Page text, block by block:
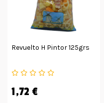
Revuelto H Pintor 125grs
1,72 €